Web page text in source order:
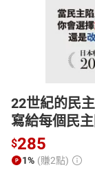
22世紀的民
寫給每個民
書】
$285
1% (賺2點)